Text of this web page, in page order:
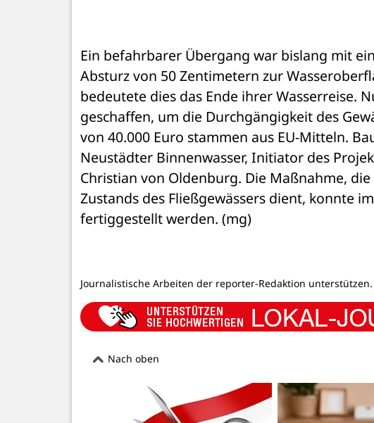
Ein befahrbarer Übergang war bislang mit
Absturz von 50 Zentimetern zur
bedeutete dies das Ende ihrer Wasserreise.
geschaffen, um die Durchgängigkeit des
von 40.000 Euro stammen aus EU-Mitteln.
Neustädter Binnenwasser, Initiator des
Christian von Oldenburg. Die Maßnahme,
Zustands des Fließgewässers dient, konnte
fertiggestellt werden. (mg)
Journalistische Arbeiten der reporter-Redaktion unterstützen.
Nach oben